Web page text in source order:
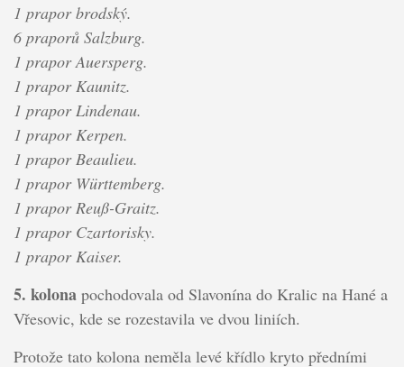
1 prapor brodský.
6 praporů Salzburg.
1 prapor Auersperg.
1 prapor Kaunitz.
1 prapor Lindenau.
1 prapor Kerpen.
1 prapor Beaulieu.
1 prapor Württemberg.
1 prapor Reuß-Graitz.
1 prapor Czartorisky.
1 prapor Kaiser.
5. kolonapochodovala od Slavonína do Kralic na Hané a
Vřesovic, kde se rozestavila ve dvou liniích.
Protože tato kolona neměla levé křídlo kryto předními